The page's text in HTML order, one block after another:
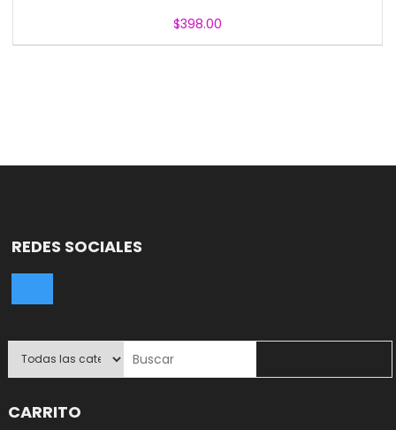
$398.00
REDES SOCIALES
CARRITO